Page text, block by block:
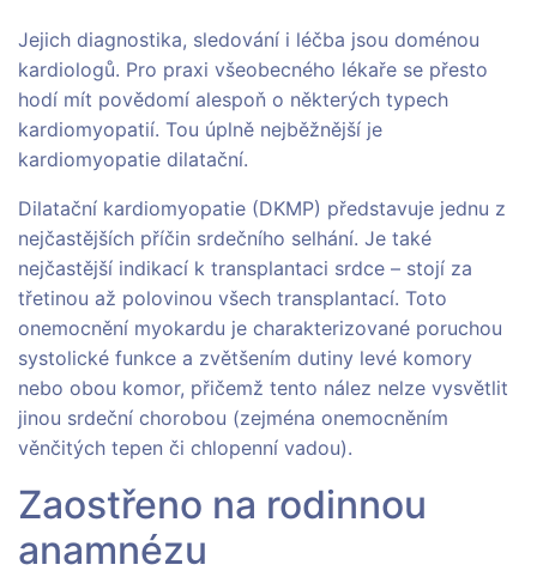
Jejich diagnostika, sledování i léčba jsou doménou
kardiologů. Pro praxi všeobecného lékaře se přesto
hodí mít povědomí alespoň o některých typech
kardiomyopatií. Tou úplně nejběžnější je
kardiomyopatie dilatační.
Dilatační kardiomyopatie (DKMP) představuje jednu z
nejčastějších příčin srdečního selhání. Je také
nejčastější indikací k transplantaci srdce – stojí za
třetinou až polovinou všech transplantací. Toto
onemocnění myokardu je charakterizované poruchou
systolické funkce a zvětšením dutiny levé komory
nebo obou komor, přičemž tento nález nelze vysvětlit
jinou srdeční chorobou (zejména onemocněním
věnčitých tepen či chlopenní vadou).
Zaostřeno na rodinnou
anamnézu